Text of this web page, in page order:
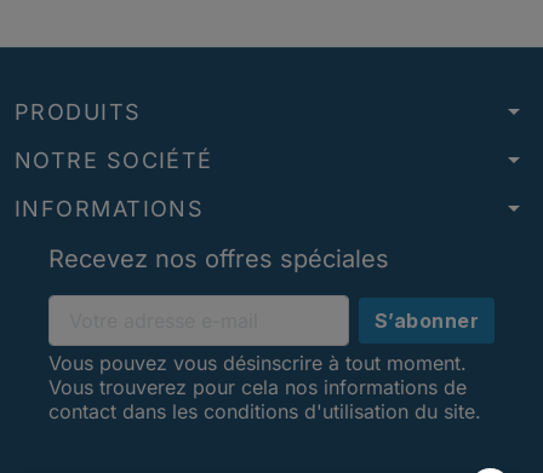
PRODUITS arrow_drop_down
NOTRE SOCIÉTÉ arrow_drop_down
INFORMATIONS
arrow_drop_down
Recevez nos offres spéciales
Vous pouvez vous désinscrire à tout moment.
Vous trouverez pour cela nos informations de
contact dans les conditions d'utilisation du site.